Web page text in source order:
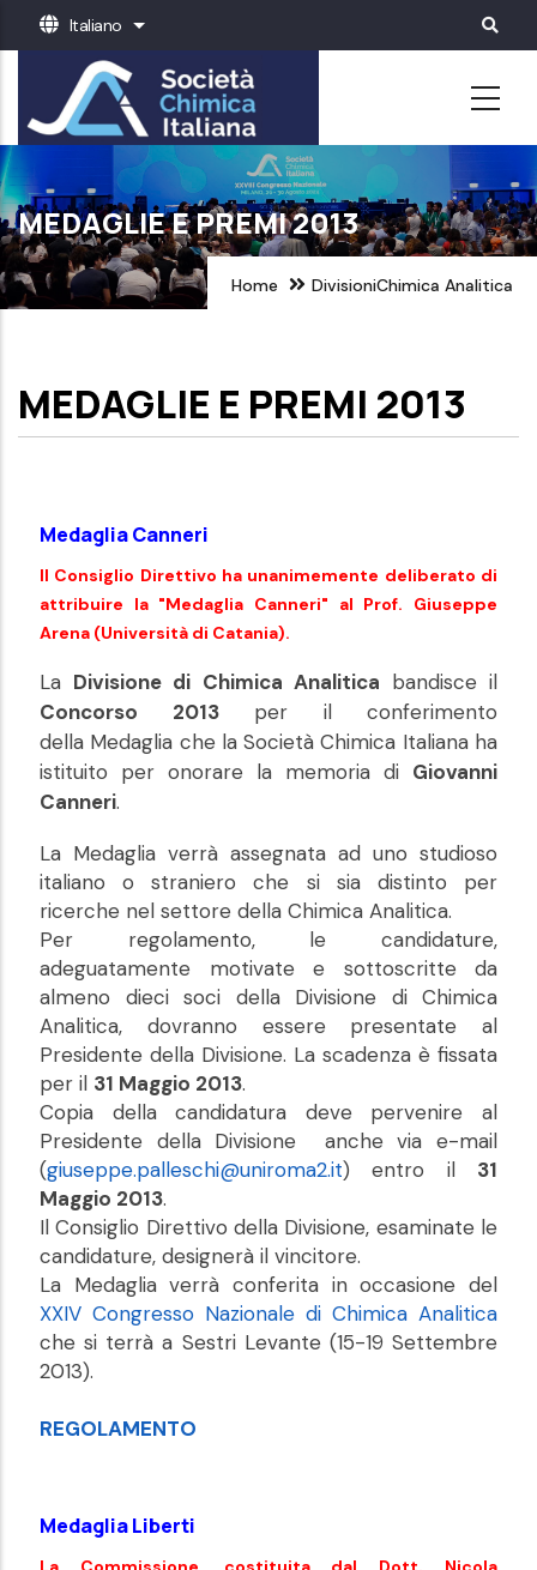
Salta
contenuto
principale
Italiano Mostra ulteriori azioni
MEDAGLIE E PREMI 2013
Home DivisioniChimica Analitica
MEDAGLIE E PREMI 2013
Medaglia Canneri
Il Consiglio Direttivo ha unanimemente deliberato di
attribuire la "Medaglia Canneri" al Prof. Giuseppe
Arena (Università di Catania).
La Divisione di Chimica Analitica bandisce il
Concorso 2013per il conferimento
della Medaglia che la Società Chimica Italiana ha
istituito per onorare la memoria di Giovanni
Canneri.
La Medaglia verrà assegnata ad uno studioso
italiano o straniero che si sia distinto per
ricerche nel settore della Chimica Analitica.
Per regolamento, le candidature,
adeguatamente motivate e sottoscritte da
almeno dieci soci della Divisione di Chimica
Analitica, dovranno essere presentate al
Presidente della Divisione. La scadenza è fissata
per il 31 Maggio 2013.
Copia della candidatura deve pervenire al
Presidente della Divisione anche via e-mail
(giuseppe.palleschi@uniroma2.it) entro il 31
Maggio 2013.
Il Consiglio Direttivo della Divisione, esaminate le
candidature, designerà il vincitore.
La Medaglia verrà conferita in occasione del
XXIV Congresso Nazionale di Chimica Analitica
che si terrà a Sestri Levante (15-19 Settembre
2013).
REGOLAMENTO
Medaglia Liberti